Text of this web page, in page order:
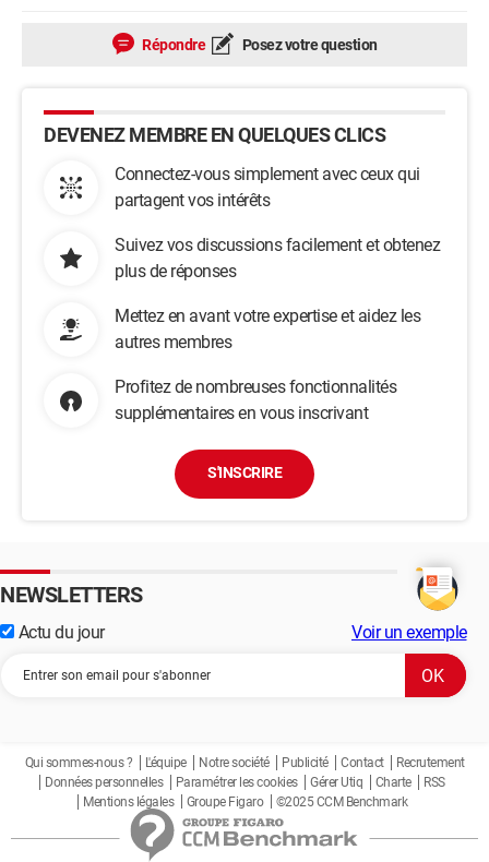
Répondre Posez votre question
DEVENEZ MEMBRE EN QUELQUES CLICS
Connectez-vous simplement avec ceux qui
partagent vos intérêts
Suivez vos discussions facilement et obtenez
plus de réponses
Mettez en avant votre expertise et aidez les
autres membres
Profitez de nombreuses fonctionnalités
supplémentaires en vous inscrivant
S'INSCRIRE
NEWSLETTERS
Actu du jour Voir un exemple
Qui sommes-nous ? L'équipe Notre société Publicité Contact
Recrutement
Données personnelles
Paramétrer les cookies Gérer Utiq Charte
RSS
Mentions légales
Groupe Figaro ©2025 CCM Benchmark